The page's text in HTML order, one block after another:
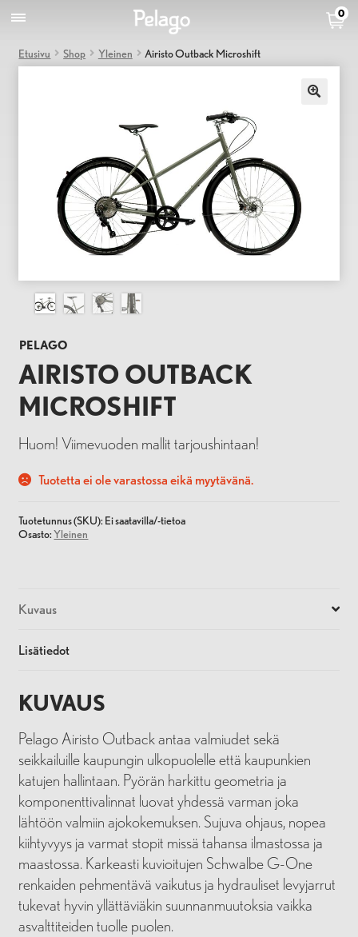
0
Etusivu Shop Yleinen Airisto Outback Microshift
PELAGO
AIRISTO OUTBACK
MICROSHIFT
Huom! Viimevuoden mallit tarjoushintaan!
Tuotetta ei ole varastossa eikä myytävänä.
Tuotetunnus (SKU): Ei saatavilla/-tietoa
Osasto:Yleinen
Kuvaus
Lisätiedot
KUVAUS
Pelago Airisto Outback antaa valmiudet sekä
seikkailuille kaupungin ulkopuolelle että kaupunkien
katujen hallintaan. Pyörän harkittu geometria ja
komponenttivalinnat luovat yhdessä varman joka
lähtöön valmiin ajokokemuksen. Sujuva ohjaus, nopea
kiihtyvyys ja varmat stopit missä tahansa ilmastossa ja
maastossa. Karkeasti kuvioitujen Schwalbe G-One
renkaiden pehmentävä vaikutus ja hydrauliset levyjarrut
tukevat hyvin yllättäviäkin suunnanmuutoksia vaikka
asvalttiteiden tuolle puolen.